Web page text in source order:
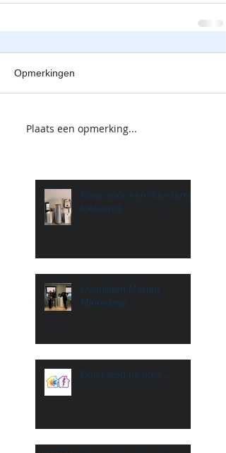
Opmerkingen
Plaats een opmerking...
Klaar voor een duurzame
toekomst
Overlijden Marjan
Minnesma
Don't stop us now...